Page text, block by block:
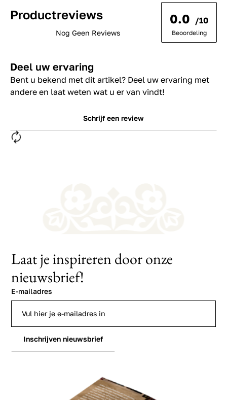
Productreviews
Nog Geen Reviews
0.0 /10
Beoordeling
Deel uw ervaring
Bent u bekend met dit artikel? Deel uw ervaring met
andere en laat weten wat u er van vindt!
Schrijf een review
Laat je inspireren door onze
nieuwsbrief!
E-mailadres
Inschrijven nieuwsbrief